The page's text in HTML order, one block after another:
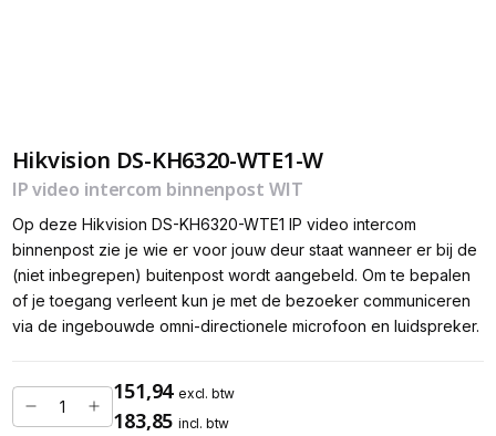
Hikvision DS-KH6320-WTE1-W
IP video intercom binnenpost WIT
Op deze Hikvision DS-KH6320-WTE1 IP video intercom
binnenpost zie je wie er voor jouw deur staat wanneer er bij de
(niet inbegrepen) buitenpost wordt aangebeld. Om te bepalen
of je toegang verleent kun je met de bezoeker communiceren
via de ingebouwde omni-directionele microfoon en luidspreker.
151,94 excl. btw
183,85 incl. btw